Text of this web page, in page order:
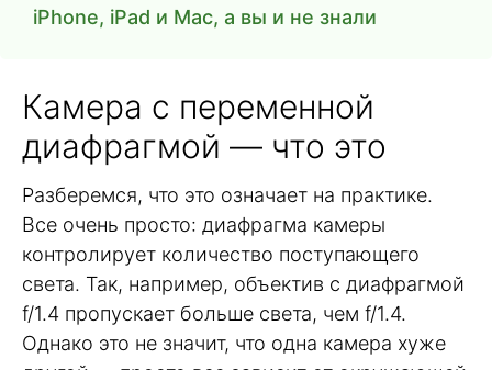
iPhone, iPad и Mac, а вы и не знали
Камера с переменной
диафрагмой — что это
Разберемся, что это означает на практике.
Все очень просто: диафрагма камеры
контролирует количество поступающего
света. Так, например, объектив с диафрагмой
f/1.4 пропускает больше света, чем f/1.4.
Однако это не значит, что одна камера хуже